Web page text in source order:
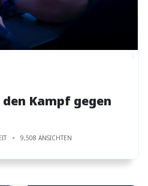
Kampf gegen
9,508 ANSICHTEN